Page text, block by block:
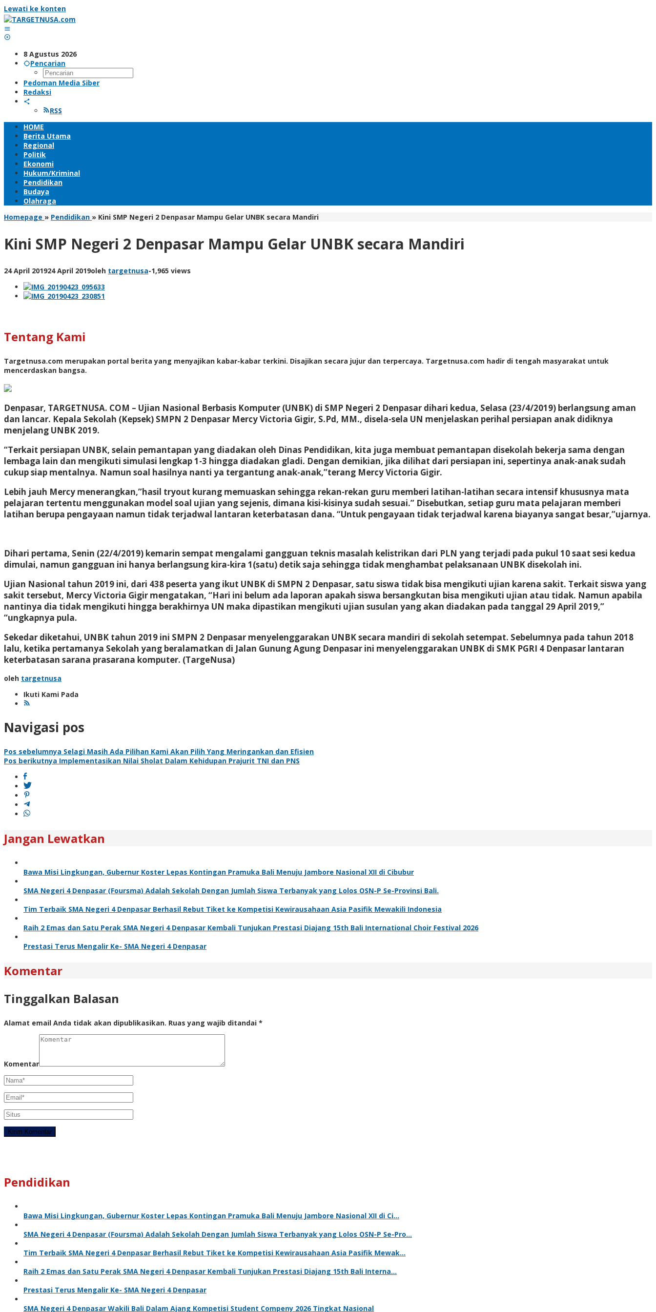
Lewati ke konten
8 Agustus 2026
Pencarian
Pedoman Media Siber
Redaksi
RSS
HOME
Berita Utama
Regional
Politik
Ekonomi
Hukum/Kriminal
Pendidikan
Budaya
Olahraga
Homepage » Pendidikan » Kini SMP Negeri 2 Denpasar Mampu Gelar UNBK secara Mandiri
Kini SMP Negeri 2 Denpasar Mampu Gelar UNBK secara Mandiri
24 April 201924 April 2019oleh targetnusa-1,965 views
Tentang Kami
Targetnusa.com merupakan portal berita yang menyajikan kabar-kabar terkini. Disajikan secara jujur dan terpercaya. Targetnusa.com hadir di tengah masyarakat untuk
mencerdaskan bangsa.
Denpasar, TARGETNUSA. COM – Ujian Nasional Berbasis Komputer (UNBK) di SMP Negeri 2 Denpasar dihari kedua, Selasa (23/4/2019) berlangsung aman
dan lancar. Kepala Sekolah (Kepsek) SMPN 2 Denpasar Mercy Victoria Gigir, S.Pd, MM., disela-sela UN menjelaskan perihal persiapan anak didiknya
menjelang UNBK 2019.
“Terkait persiapan UNBK, selain pemantapan yang diadakan oleh Dinas Pendidikan, kita juga membuat pemantapan disekolah bekerja sama dengan
lembaga lain dan mengikuti simulasi lengkap 1-3 hingga diadakan gladi. Dengan demikian, jika dilihat dari persiapan ini, sepertinya anak-anak sudah
cukup siap mentalnya. Namun soal hasilnya nanti ya tergantung anak-anak,”terang Mercy Victoria Gigir.
Lebih jauh Mercy menerangkan,”hasil tryout kurang memuaskan sehingga rekan-rekan guru memberi latihan-latihan secara intensif khususnya mata
pelajaran tertentu menggunakan model soal ujian yang sejenis, dimana kisi-kisinya sudah sesuai.” Disebutkan, setiap guru mata pelajaran memberi
latihan berupa pengayaan namun tidak terjadwal lantaran keterbatasan dana. “Untuk pengayaan tidak terjadwal karena biayanya sangat besar,”ujarnya.
Dihari pertama, Senin (22/4/2019) kemarin sempat mengalami gangguan teknis masalah kelistrikan dari PLN yang terjadi pada pukul 10 saat sesi kedua
dimulai, namun gangguan ini hanya berlangsung kira-kira 1(satu) detik saja sehingga tidak menghambat pelaksanaan UNBK disekolah ini.
Ujian Nasional tahun 2019 ini, dari 438 peserta yang ikut UNBK di SMPN 2 Denpasar, satu siswa tidak bisa mengikuti ujian karena sakit. Terkait siswa yang
sakit tersebut, Mercy Victoria Gigir mengatakan, “Hari ini belum ada laporan apakah siswa bersangkutan bisa mengikuti ujian atau tidak. Namun apabila
nantinya dia tidak mengikuti hingga berakhirnya UN maka dipastikan mengikuti ujian susulan yang akan diadakan pada tanggal 29 April 2019,”
“ungkapnya pula.
Sekedar diketahui, UNBK tahun 2019 ini SMPN 2 Denpasar menyelenggarakan UNBK secara mandiri di sekolah setempat. Sebelumnya pada tahun 2018
lalu, ketika pertamanya Sekolah yang beralamatkan di Jalan Gunung Agung Denpasar ini menyelenggarakan UNBK di SMK PGRI 4 Denpasar lantaran
keterbatasan sarana prasarana komputer. (TargeNusa)
oleh targetnusa
Ikuti Kami Pada
Navigasi pos
Pos sebelumnya Selagi Masih Ada Pilihan Kami Akan Pilih Yang Meringankan dan Efisien
Pos berikutnya Implementasikan Nilai Sholat Dalam Kehidupan Prajurit TNI dan PNS
Jangan Lewatkan
Bawa Misi Lingkungan, Gubernur Koster Lepas Kontingan Pramuka Bali Menuju Jambore Nasional XII di Cibubur
SMA Negeri 4 Denpasar (Foursma) Adalah Sekolah Dengan Jumlah Siswa Terbanyak yang Lolos OSN-P Se-Provinsi Bali.
Tim Terbaik SMA Negeri 4 Denpasar Berhasil Rebut Tiket ke Kompetisi Kewirausahaan Asia Pasifik Mewakili Indonesia
Raih 2 Emas dan Satu Perak SMA Negeri 4 Denpasar Kembali Tunjukan Prestasi Diajang 15th Bali International Choir Festival 2026
Prestasi Terus Mengalir Ke- SMA Negeri 4 Denpasar
Komentar
Tinggalkan Balasan
Alamat email Anda tidak akan dipublikasikan. Ruas yang wajib ditandai *
Komentar
Pendidikan
Bawa Misi Lingkungan, Gubernur Koster Lepas Kontingan Pramuka Bali Menuju Jambore Nasional XII di Ci…
SMA Negeri 4 Denpasar (Foursma) Adalah Sekolah Dengan Jumlah Siswa Terbanyak yang Lolos OSN-P Se-Pro…
Tim Terbaik SMA Negeri 4 Denpasar Berhasil Rebut Tiket ke Kompetisi Kewirausahaan Asia Pasifik Mewak…
Raih 2 Emas dan Satu Perak SMA Negeri 4 Denpasar Kembali Tunjukan Prestasi Diajang 15th Bali Interna…
Prestasi Terus Mengalir Ke- SMA Negeri 4 Denpasar
SMA Negeri 4 Denpasar Wakili Bali Dalam Ajang Kompetisi Student Compeny 2026 Tingkat Nasional